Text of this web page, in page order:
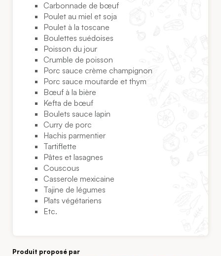
Carbonnade de bœuf
Poulet au miel et soja
Poulet à la toscane
Boulettes suédoises
Poisson du jour
Crumble de poisson
Porc sauce crème champignon
Porc sauce moutarde et thym
Bœuf à la bière
Kefta de bœuf
Boulets sauce lapin
Curry de porc
Hachis parmentier
Tartiflette
Pâtes et lasagnes
Couscous
Casserole mexicaine
Tajine de légumes
Plats végétariens
Etc.
Produit proposé par